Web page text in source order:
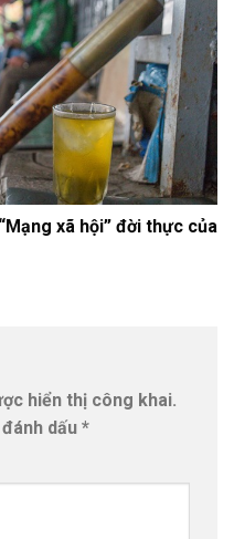
xã hội” đời thực của
hiển thị công khai.
dấu *